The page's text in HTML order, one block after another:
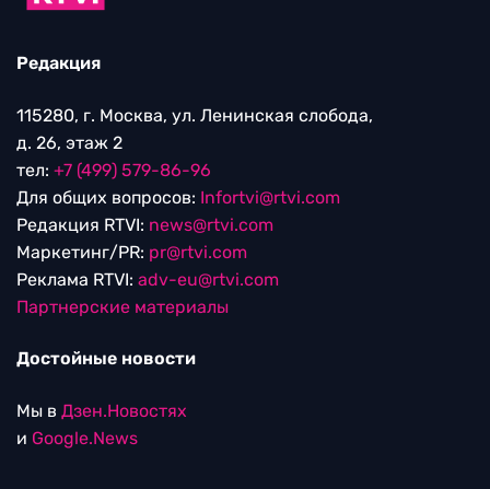
Редакция
115280, г. Москва, ул. Ленинская слобода,
д. 26, этаж 2
тел: +7 (499) 579-86-96
Для общих вопросов: Infortvi@rtvi.com
Редакция RTVI: news@rtvi.com
Маркетинг/PR: pr@rtvi.com
Реклама RTVI: adv-eu@rtvi.com
Партнерские материалы
Достойные новости
Мы в Дзен.Новостях
и Google.News